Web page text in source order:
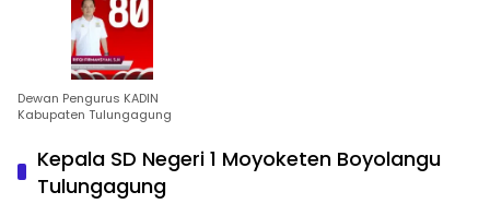
Dewan Pengurus KADIN
Kabupaten Tulungagung
Kepala SD Negeri 1 Moyoketen Boyolangu
Tulungagung